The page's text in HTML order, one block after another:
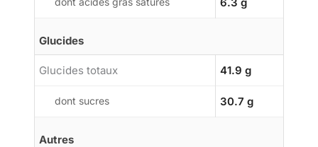
Glucides
Glucides totaux 41.9 g
dont sucres 30.7 g
Autres